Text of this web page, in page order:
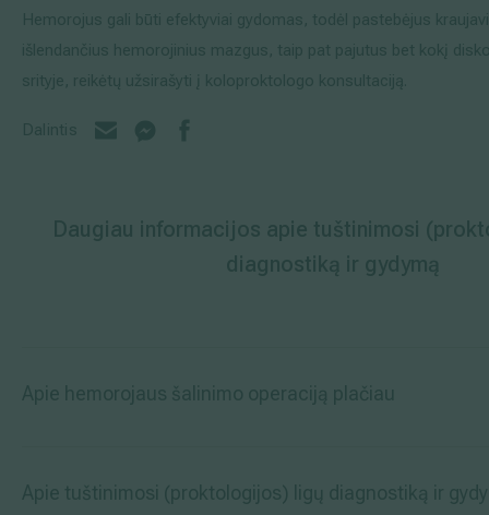
Hemorojus gali būti efektyviai gydomas, todėl pastebėjus
išlendančius hemorojinius mazgus, taip pat pajutus bet kokį
srityje, reikėtų užsirašyti į koloproktologo konsultaciją.
Dalintis
Daugiau informacijos apie tuštinimosi
diagnostiką ir gydymą
Apie hemorojaus šalinimo operaciją plačiau
Apie tuštinimosi (proktologijos) ligų diagnostiką ir